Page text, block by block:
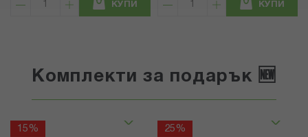
КУПИ КУПИ
Комплекти за подарък 🆕
15%
25%